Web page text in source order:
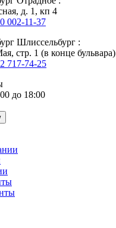
д. 1, кп 4
002-11-37
Шлиссельбург :
стр. 1 (в конце бульвара)
717-74-25
до 18:00